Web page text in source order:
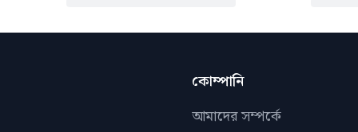
কোম্পানি
আমাদের সম্পর্কে